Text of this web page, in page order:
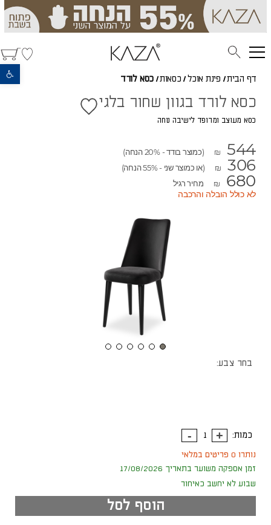
פתח סרגל נגישות
דף הבית/ פינת אוכל / כסאות/ כסא לורד
כסא לורד בגוון שחור בלגי
כסא מעוצב ומרופד לישיבה נוחה
₪ 544 (כמוצר בודד - 20% הנחה)
₪ 306 (או כמוצר שני - 55% הנחה)
₪ 680 מחיר רגיל
לא כולל הובלה והרכבה
בחר צבע:
כמות:
נותרו 0 פריטים במלאי
זמן אספקה משוער בתאריך 17/08/2026
שבוע לא יחשב כאיחור
הוסף לסל